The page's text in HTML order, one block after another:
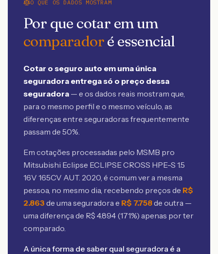
O QUE OS DADOS MOSTRAM
Por que cotar em um
comparadoré essencial
Cotar o seguro auto em uma única
seguradora entrega só o preço dessa
seguradora — e os dados reais mostram que,
para o mesmo perfil e o mesmo veículo, as
diferenças entre seguradoras frequentemente
passam de 50%.
Em cotações processadas pelo MSMB pro
Mitsubishi Eclipse ECLIPSE CROSS HPE-S 1.5
16V 165CV AUT. 2020, é comum ver a mesma
pessoa, no mesmo dia, recebendo preços de R$
2.863 de uma seguradora e R$ 7.758de outra —
uma diferença de R$ 4.894 (171%) apenas por ter
comparado.
A única forma de saber qual seguradora é a